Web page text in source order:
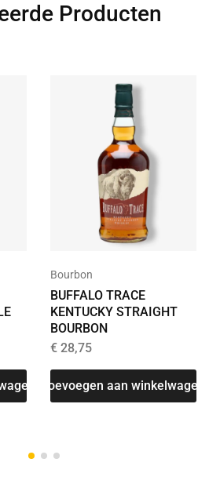
Producten
Bourbon
BUFFALO TRACE
KENTUCKY STRAIGHT
BOURBON
€28,75
Toevoegen aan winkelwagen